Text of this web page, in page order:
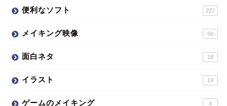
便利なソフト 227
メイキング映像 58
面白ネタ 18
イラスト 19
ゲームのメイキング 4